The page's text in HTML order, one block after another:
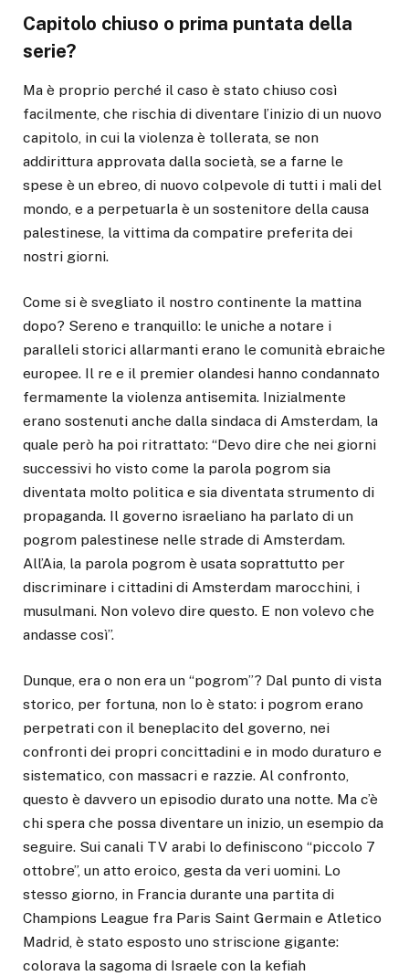
Capitolo chiuso o prima puntata della
serie?
Ma è proprio perché il caso è stato chiuso così
facilmente, che rischia di diventare l’inizio di un nuovo
capitolo, in cui la violenza è tollerata, se non
addirittura approvata dalla società, se a farne le
spese è un ebreo, di nuovo colpevole di tutti i mali del
mondo, e a perpetuarla è un sostenitore della causa
palestinese, la vittima da compatire preferita dei
nostri giorni.
Come si è svegliato il nostro continente la mattina
dopo? Sereno e tranquillo: le uniche a notare i
paralleli storici allarmanti erano le comunità ebraiche
europee. Il re e il premier olandesi hanno condannato
fermamente la violenza antisemita. Inizialmente
erano sostenuti anche dalla sindaca di Amsterdam, la
quale però ha poi ritrattato: “Devo dire che nei giorni
successivi ho visto come la parola pogrom sia
diventata molto politica e sia diventata strumento di
propaganda. Il governo israeliano ha parlato di un
pogrom palestinese nelle strade di Amsterdam.
All’Aia, la parola pogrom è usata soprattutto per
discriminare i cittadini di Amsterdam marocchini, i
musulmani. Non volevo dire questo. E non volevo che
andasse così”.
Dunque, era o non era un “pogrom”? Dal punto di vista
storico, per fortuna, non lo è stato: i pogrom erano
perpetrati con il beneplacito del governo, nei
confronti dei propri concittadini e in modo duraturo e
sistematico, con massacri e razzie. Al confronto,
questo è davvero un episodio durato una notte. Ma c’è
chi spera che possa diventare un inizio, un esempio da
seguire. Sui canali TV arabi lo definiscono “piccolo 7
ottobre”, un atto eroico, gesta da veri uomini. Lo
stesso giorno, in Francia durante una partita di
Champions League fra Paris Saint Germain e Atletico
Madrid, è stato esposto uno striscione gigante:
colorava la sagoma di Israele con la kefiah